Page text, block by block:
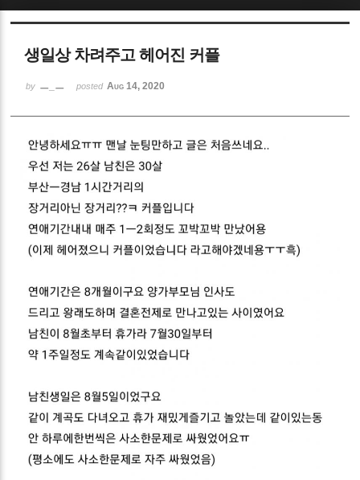
생일상 차려주고 헤어진 커플
by ㅡ_ㅡ posted Aug 14, 2020
Sketchbook5, 스케치북5
Sketchbook5, 스케치북5